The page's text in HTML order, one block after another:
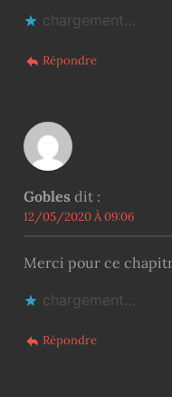
chargement…
Répondre
Gobles dit :
12/05/2020 À 09:06
Merci pour ce
chargement…
Répondre